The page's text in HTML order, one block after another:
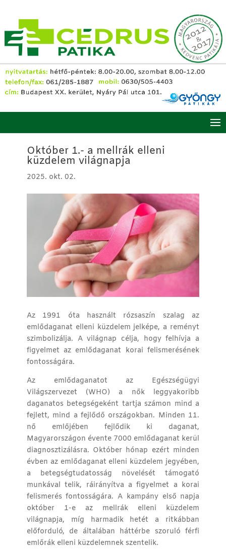
Október 1.- a mellrák elleni
küzdelem világnapja
2025. okt. 02.
Az 1991 óta használt rózsaszín szalag az
emlődaganat elleni küzdelem jelképe, a reményt
szimbolizálja. Avilágnap célja, hogy felhívja a
figyelmet az emlődaganat korai felismerésének
fontosságára.
Az emlődaganatot az Egészségügyi
Világszervezet (WHO) a nők leggyakoribb
daganatos betegségeként tartja számon mind a
fejlett, mind a fejlődő országokban. Minden 11.
nő emlőjében fejlődik ki daganat,
Magyarországon évente 7000 emlődaganat kerül
diagnosztizálásra. Október hónap ezért minden
évben az emlődaganat elleni küzdelem jegyében,
a betegségtudatosság növelését támogató
munkával telik, ráirányítva a figyelmet a korai
felismerés fontosságára. A kampány első napja
október 1-e az mellrák elleni küzdelem
világnapja, míg harmadik hetét a ritkábban
előforduló, de általában háttérbe szoruló férfi
emlőrák elleni küzdelemnek szentelik.